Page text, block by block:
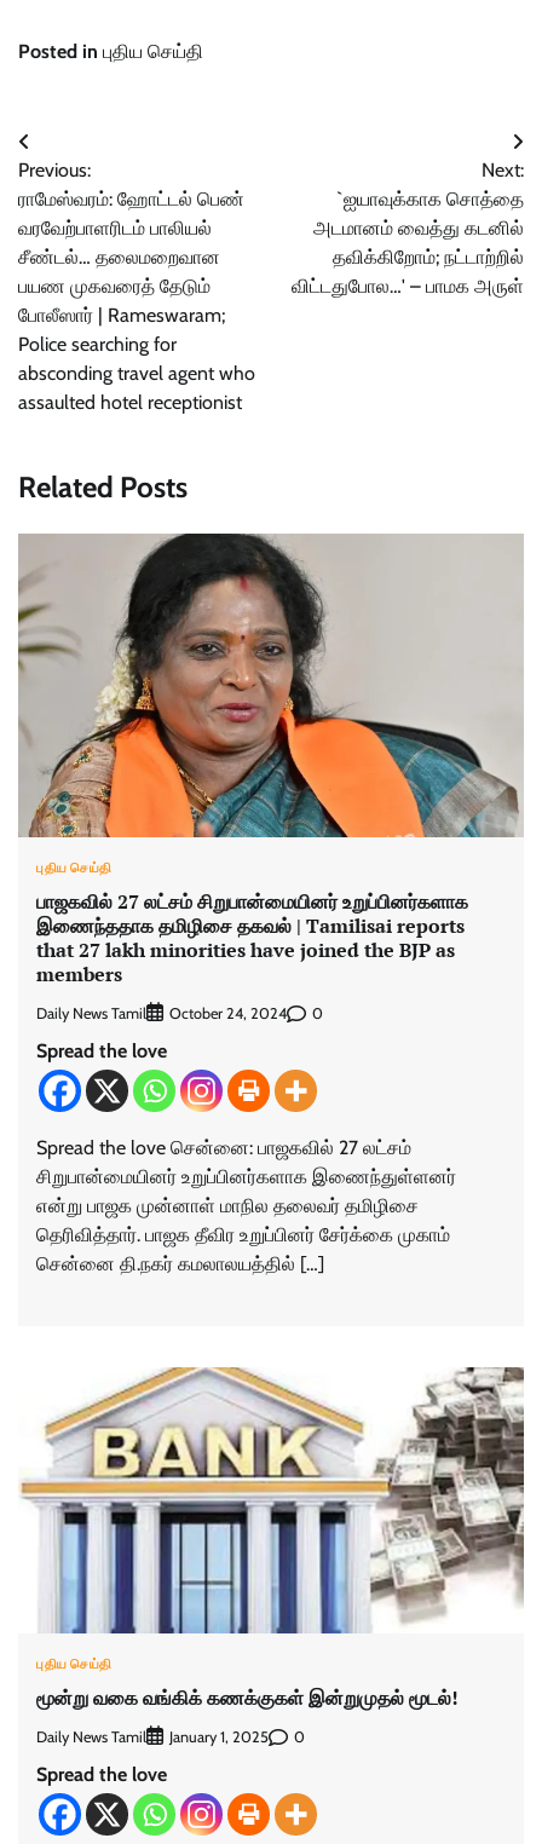
Posted in புதிய செய்தி
Post
navigation
Previous:
ராமேஸ்வரம்: ஹோட்டல் பெண்
வரவேற்பாளரிடம் பாலியல்
சீண்டல்… தலைமறைவான
பயண முகவரைத் தேடும்
போலீஸார் | Rameswaram;
Police searching for
absconding travel agent who
assaulted hotel receptionist
Next:
`ஐயாவுக்காக சொத்தை
அடமானம் வைத்து கடனில்
தவிக்கிறோம்; நட்டாற்றில்
விட்டதுபோல…' – பாமக அருள்
Related Posts
புதிய செய்தி
பாஜகவில் 27 லட்சம் சிறுபான்மையினர் உறுப்பினர்களாக
இணைந்ததாக தமிழிசை தகவல் | Tamilisai reports
that 27 lakh minorities have joined the BJP as
members
Daily News Tamil October 24, 2024 0
Spread the love
Spread the love சென்னை: பாஜகவில் 27 லட்சம்
சிறுபான்மையினர் உறுப்பினர்களாக இணைந்துள்ளனர்
என்று பாஜக முன்னாள் மாநில தலைவர் தமிழிசை
தெரிவித்தார். பாஜக தீவிர உறுப்பினர் சேர்க்கை முகாம்
சென்னை தி.நகர் கமலாலயத்தில் […]
புதிய செய்தி
மூன்று வகை வங்கிக் கணக்குகள் இன்றுமுதல் மூடல்!
Daily News Tamil January 1, 2025 0
Spread the love